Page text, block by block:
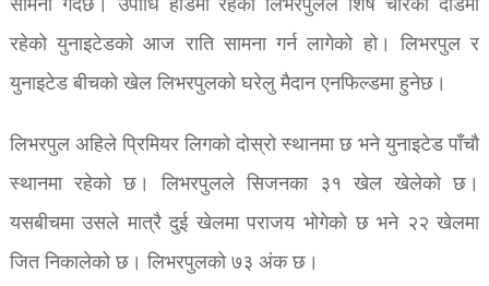
रहेको युनाइटेडको आज राति सामना गर्न लागेको हो। लिभरपुल र
युनाइटेड बीचको खेल लिभरपुलको घरेलु मैदान एनफिल्डमा हुनेछ।
लिभरपुल अहिले प्रिमियर लिगको दोस्रो स्थानमा छ भने युनाइटेड पाँचौ
स्थानमा रहेको छ। लिभरपुलले सिजनका ३१ खेल खेलेको छ।
यसबीचमा उसले मात्रै दुई खेलमा पराजय भोगेको छ भने २२ खेलमा
जित निकालेको छ। लिभरपुलको ७३ अंक छ।